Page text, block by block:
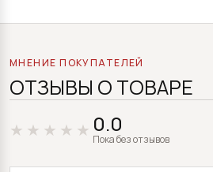
МНЕНИЕ ПОКУПАТЕЛЕЙ
ОТЗЫВЫ О ТОВАРЕ
0.0
Пока без отзывов